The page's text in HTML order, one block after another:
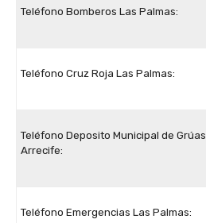
Teléfono Bomberos Las Palmas:
Teléfono Cruz Roja Las Palmas:
Teléfono Deposito Municipal de Grúas
Arrecife:
Teléfono Emergencias Las Palmas: